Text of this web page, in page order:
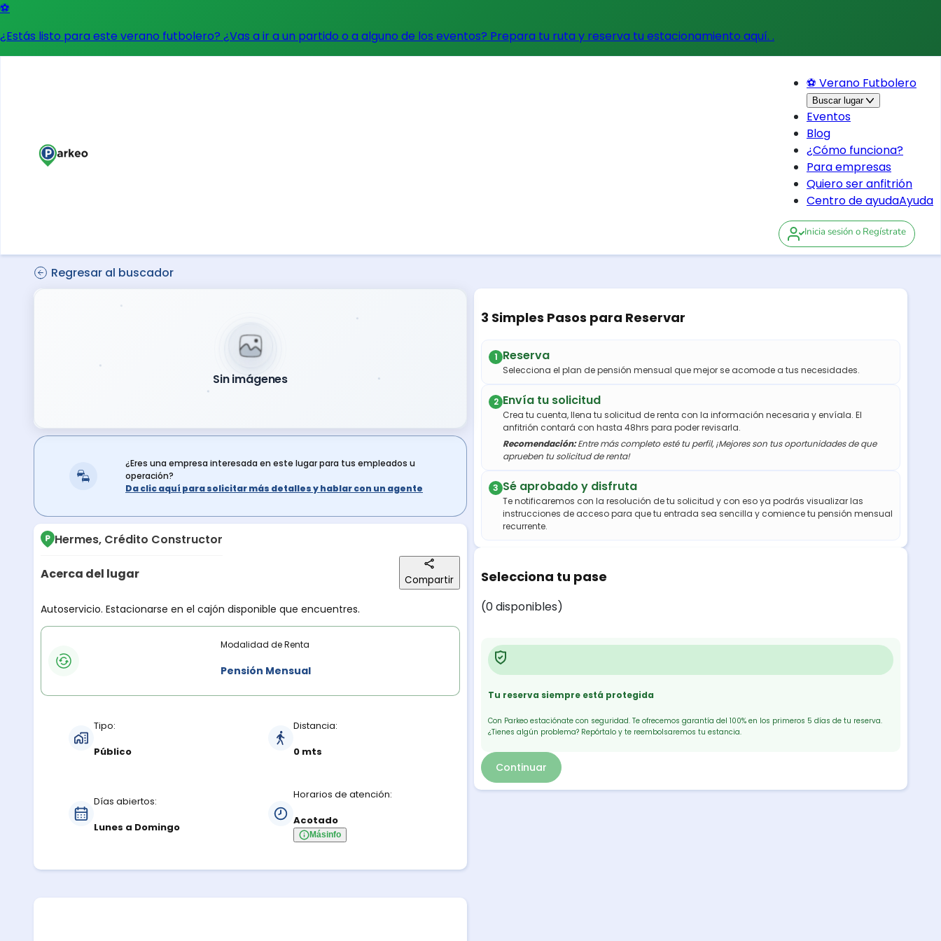
⚽
¿Estás listo para este verano futbolero? ¿Vas a ir a un partido o a alguno de los eventos? Prepara tu ruta y reserva tu estacionamiento aquí. .
⚽ Verano Futbolero
Buscar lugar
Eventos
Blog
¿Cómo funciona?
Para empresas
Quiero ser anfitrión
Centro de ayudaAyuda
Inicia sesión o Regístrate
Regresar al buscador
Sin imágenes
¿Eres una empresa interesada en este lugar para tus empleados u
operación?
Da clic aquí para solicitar más detalles y hablar con un agente
Hermes, Crédito Constructor
Acerca del lugar Compartir
Descripción del lugar
Autoservicio. Estacionarse en el cajón disponible que encuentres.
Modalidades de renta
Modalidad de Renta
Pensión Mensual
Tipo:
Público
Distancia:
0 mts
Días abiertos:
Lunes a Domingo
Horarios de atención:
Acotado
Másinfo
3 Simples Pasos para Reservar
1 Reserva
Selecciona el plan de pensión mensual que mejor se acomode a tus necesidades.
2 Envía tu solicitud
Crea tu cuenta, llena tu solicitud de renta con la información necesaria y envíala. El
anfitrión contará con hasta 48hrs para poder revisarla.
Recomendación:Entre más completo esté tu perfil, ¡Mejores son tus oportunidades de que
aprueben tu solicitud de renta!
3 Sé aprobado y disfruta
Te notificaremos con la resolución de tu solicitud y con eso ya podrás visualizar las
instrucciones de acceso para que tu entrada sea sencilla y comience tu pensión mensual
recurrente.
Selecciona tu pase
(0 disponibles)
Tu reserva siempre está protegida
Con Parkeo estaciónate con seguridad. Te ofrecemos garantía del 100% en los primeros 5 días de tu reserva.
¿Tienes algún problema? Repórtalo y te reembolsaremos tu estancia.
Continuar